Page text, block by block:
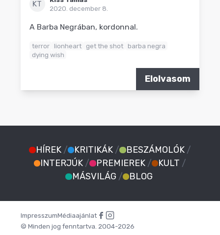
KT
2020. december 8.
A Barba Negrában, kordonnal.
terror lionheart get the shot barba negra
dying wish
Elolvasom
HÍREK / KRITIKÁK / BESZÁMOLÓK /
INTERJÚK / PREMIEREK / KULT /
MÁSVILÁG / BLOG
ImpresszumMédiaajánlat
© Minden jog fenntartva. 2004-2026